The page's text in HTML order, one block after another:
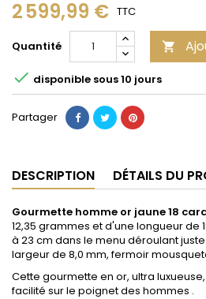
2 599,99 € TTC
Quantité 
 disponible sous 10 jours
Partager
DESCRIPTION DÉTAILS DU
Gourmette homme or jaune 18
12,35 grammes et d'une longueur de
à 23 cm dans le menu déroulant
largeur de 8,0 mm, fermoir
Cette gourmette en or, ultra
facilité sur le poignet des hommes .